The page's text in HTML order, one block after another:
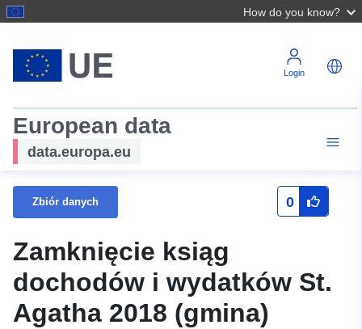
How do you know?
Login
European data
data.europa.eu
Zbiór danych 0
Zamknięcie ksiąg
dochodów i wydatków St.
Agatha 2018 (gmina)